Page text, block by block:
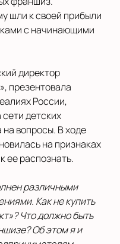
шли к своей прибыли
с начинающими
директор
презентовала
России,
детских
на вопросы. В ходе
на признаках
ее распознать.
различными
Как не купить
Что должно быть
Об этом я и